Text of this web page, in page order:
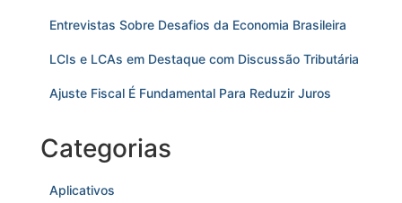
Entrevistas Sobre Desafios da Economia Brasileira
LCIs e LCAs em Destaque com Discussão Tributária
Ajuste Fiscal É Fundamental Para Reduzir Juros
Categorias
Aplicativos